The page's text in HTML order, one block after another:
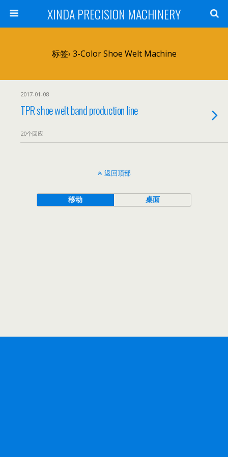
XINDA PRECISION MACHINERY
标签› 3-Color Shoe Welt Machine
2017-01-08
TPR shoe welt band production line
20个回应
返回顶部
移动 桌面